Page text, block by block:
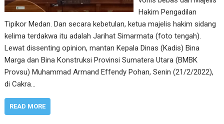
Hakim Pengadilan
Tipikor Medan. Dan secara kebetulan, ketua majelis hakim sidang
kelima terdakwa itu adalah Jarihat Simarmata (foto tengah).
Lewat dissenting opinion, mantan Kepala Dinas (Kadis) Bina
Marga dan Bina Konstruksi Provinsi Sumatera Utara (BMBK
Provsu) Muhammad Armand Effendy Pohan, Senin (21/2/2022),
di Cakra…
READ MORE